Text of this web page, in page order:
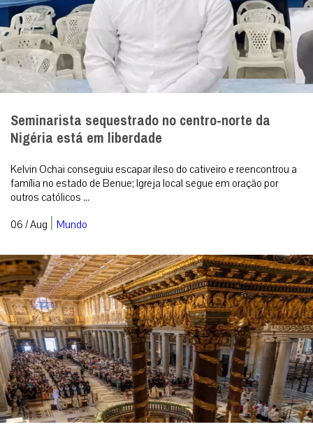
Seminarista sequestrado no centro-norte da
Nigéria está em liberdade
Kelvin Ochai conseguiu escapar ileso do cativeiro e reencontrou a
família no estado de Benue; Igreja local segue em oração por
outros católicos ...
06 / Aug | Mundo